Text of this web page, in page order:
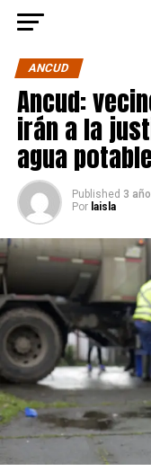
ANCUD
Ancud:
irán a la
agua
Published 3
Por laisla